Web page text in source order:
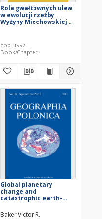
Rola gwałtownych ulew
w ewolucji rzeźby
Wyżyny Miechowskiej
roku)
cop. 1997
Book/Chapter
Global planetary
change and
catastrophic earth-
implications for
Baker Victor R.